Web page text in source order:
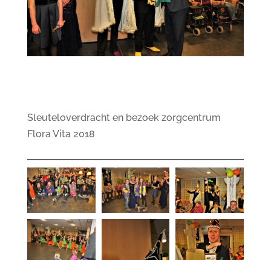
Sleuteloverdracht en bezoek zorgcentrum
Flora Vita 2018